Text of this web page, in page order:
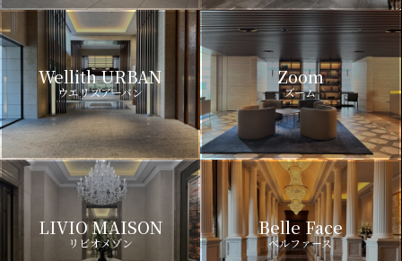
Wellith URBAN
ウエリスアーバン
Zoom
ズーム
LIVIO MAISON
リビオメゾン
Belle Face
ベルファース